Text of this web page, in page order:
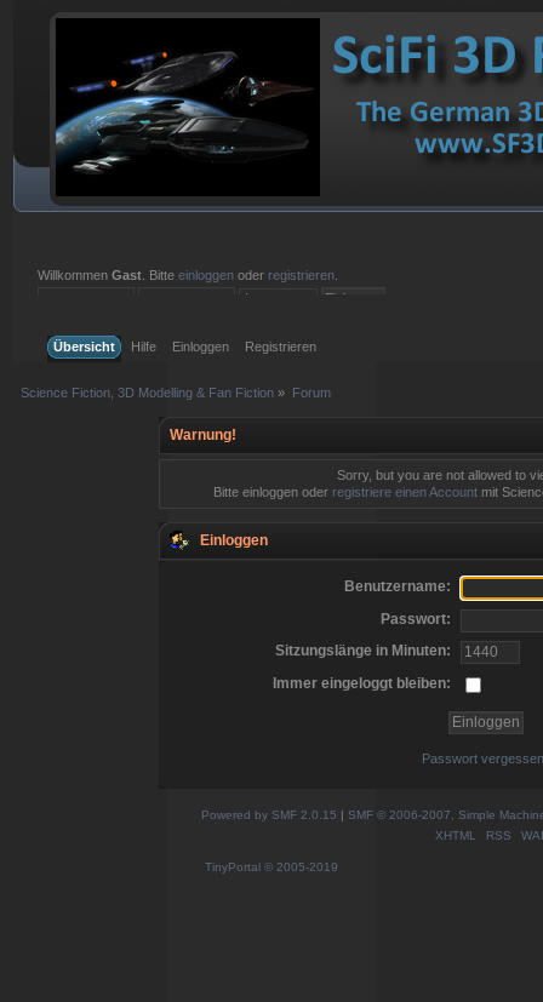
WillkommenGast . Bitteeinloggen oder registrieren
Übersicht
Hilfe Einloggen Registrieren
Science Fiction, 3D Modelling & Fan Fiction » Forum
Warnung!
Sorry, but you are not allowed to
Bitte einloggen oder registriere einen Account mit
Einloggen
Benutzername:
Passwort:
Sitzungslänge in Minuten:
Immer eingeloggt bleiben:
Passwort
Powered by SMF 2.0.15 | SMF © 2006-2007, Simple
XHTML
RSS
TinyPortal © 2005-2019